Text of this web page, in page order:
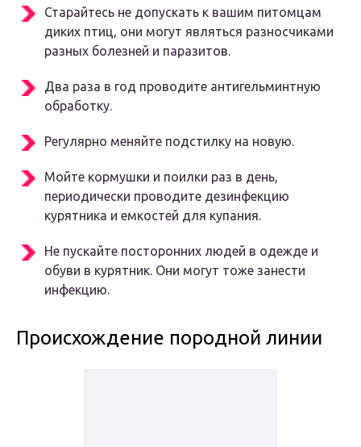
Старайтесь не допускать к вашим питомцам
диких птиц, они могут являться разносчиками
разных болезней и паразитов.
Два раза в год проводите антигельминтную
обработку.
Регулярно меняйте подстилку на новую.
Мойте кормушки и поилки раз в день,
периодически проводите дезинфекцию
курятника и емкостей для купания.
Не пускайте посторонних людей в одежде и
обуви в курятник. Они могут тоже занести
инфекцию.
Происхождение породной линии